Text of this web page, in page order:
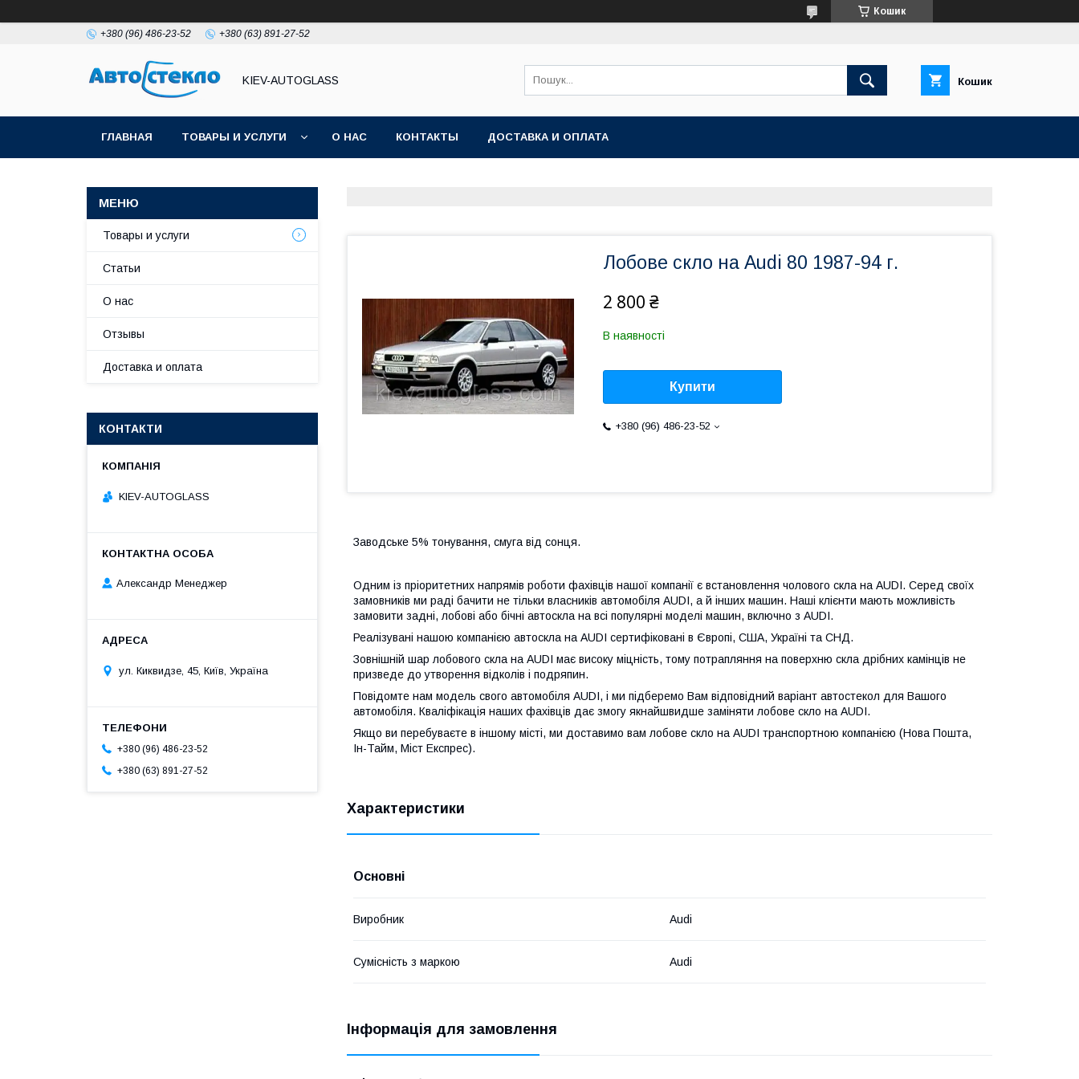
Кошик
+380 (96) 486-23-52 +380 (63) 891-27-52
KIEV-AUTOGLASS Кошик
ГЛАВНАЯ ТОВАРЫ И УСЛУГИ О НАС КОНТАКТЫ ДОСТАВКА И ОПЛАТА
Лобове скло на Audi 80 1987-94 г.
2 800 ₴
В наявності
Купити
+380 (96) 486-23-52
Заводське 5% тонування, смуга від сонця.
Одним із пріоритетних напрямів роботи фахівців нашої компанії є встановлення чолового скла на AUDI. Серед своїх
замовників ми раді бачити не тільки власників автомобіля AUDI, а й інших машин. Наші клієнти мають можливість
замовити задні, лобові або бічні автоскла на всі популярні моделі машин, включно з AUDI.
Реалізувані нашою компанією автоскла на AUDI сертифіковані в Європі, США, Україні та СНД.
Зовнішній шар лобового скла на AUDI має високу міцність, тому потрапляння на поверхню скла дрібних камінців не
призведе до утворення відколів і подряпин.
Повідомте нам модель свого автомобіля AUDI, і ми підберемо Вам відповідний варіант автостекол для Вашого
автомобіля. Кваліфікація наших фахівців дає змогу якнайшвидше заміняти лобове скло на AUDI.
Якщо ви перебуваєте в іншому місті, ми доставимо вам лобове скло на AUDI транспортною компанією (Нова Пошта,
Ін-Тайм, Міст Експрес).
Характеристики
Основні
Виробник Audi
Сумісність з маркою Audi
Інформація для замовлення
Товары и услуги
Статьи
О нас
Отзывы
Доставка и оплата
КОНТАКТИ
KIEV-AUTOGLASS
Александр Менеджер
ул. Киквидзе, 45, Київ, Україна
+380 (96) 486-23-52
+380 (63) 891-27-52